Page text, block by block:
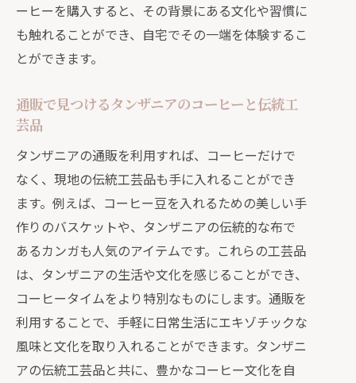
ーヒーを購入すると、その背景にある文化や習慣に
も触れることができ、自宅でその一端を体験するこ
とができます。
通販で見つけるタンザニアのコーヒーと伝統工
芸品
タンザニアの通販を利用すれば、コーヒーだけで
なく、現地の伝統工芸品も手に入れることができ
ます。例えば、コーヒー豆を入れるための美しい手
作りのバスケットや、タンザニアの伝統的な布で
あるカンガも人気のアイテムです。これらの工芸品
は、タンザニアの生活や文化を感じることができ、
コーヒータイムをより特別なものにします。通販を
利用することで、手軽に日常生活にエキゾチックな
風味と文化を取り入れることができます。タンザニ
アの伝統工芸品と共に、豊かなコーヒー文化を自